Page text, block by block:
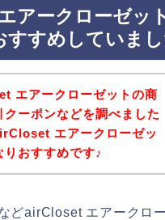
アークローゼッ
すすめしていま
エアークローゼットの商
クーポンなどを調べました
エアークローゼッ
りおすすめです♪
どairCloset エアークロ